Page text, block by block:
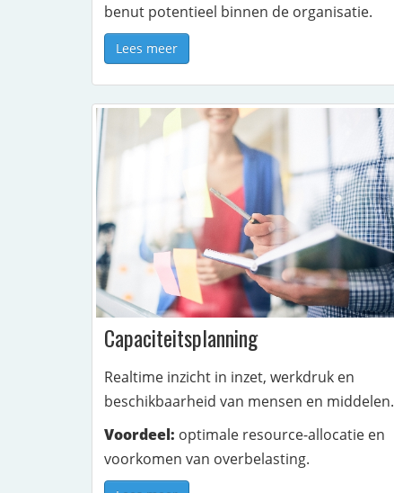
benut potentieel binnen de organisatie.
Lees meer
Capaciteitsplanning
Realtime inzicht in inzet, werkdruk en
beschikbaarheid van mensen en middelen.
Voordeel: optimale resource-allocatie en
voorkomen van overbelasting.